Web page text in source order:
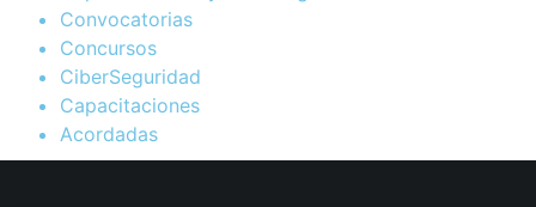
Convocatorias
Concursos
CiberSeguridad
Capacitaciones
Acordadas